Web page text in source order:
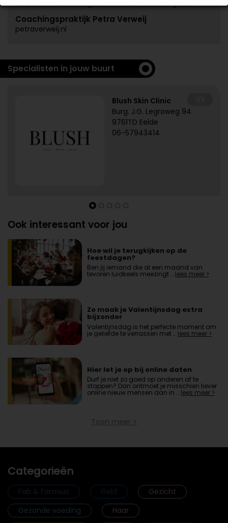
Dit artikel is tot stand gekomen in samenwerking met:
Coachingspraktijk Petra Verweij
petraverweij.nl
Specialisten in jouw buurt
Blush Skin Clinic
Burg. J.G. Legroweg 94
9761TD Eelde
06-57943414
Ook interessant voor jou
Hoe wil je terugkijken op de
feestdagen?
Ben jij iemand die al een maand van
tevoren luidkeels meezingt … lees meer >
Zo maak je Valentijnsdag extra
bijzonder
Valentijnsdag is het perfecte moment om
je geliefde te verrassen met … lees meer >
Hier let je op bij online daten
Durf je niet zo goed op anderen af te
stappen? Dan ontmoet je misschien liever
online nieuw mensen dan in … lees meer >
Toon meer >
Categorieën
Fab & Famouz Geld
Gezicht
Gezonde voeding
Haar